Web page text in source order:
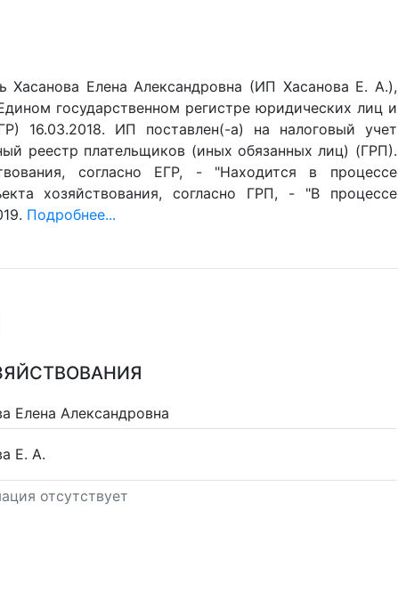
Хасанова Елена Александровна (ИП Хасанова Е. А.),
государственном регистре юридических лиц и
16.03.2018. ИП поставлен(-a) на налоговый учет
реестр плательщиков (иных обязанных лиц) (ГРП).
согласно ЕГР, - "Находится в процессе
хозяйствования, согласно ГРП, - "В процессе
Подробнее...
Елена Александровна
Е. А.
отсутствует